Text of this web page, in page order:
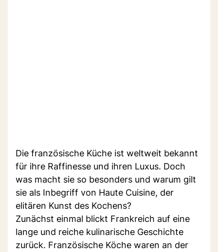
Die französische Küche ist weltweit bekannt
für ihre Raffinesse und ihren Luxus. Doch
was macht sie so besonders und warum gilt
sie als Inbegriff von Haute Cuisine, der
elitären Kunst des Kochens?
Zunächst einmal blickt Frankreich auf eine
lange und reiche kulinarische Geschichte
zurück. Französische Köche waren an der